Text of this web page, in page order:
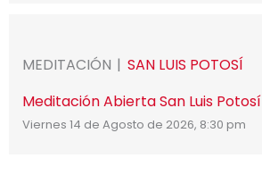
MEDITACIÓN
SAN LUIS POTOSÍ
Meditación Abierta San Luis Potosí
Viernes 14 de Agosto de 2026, 8:30 pm